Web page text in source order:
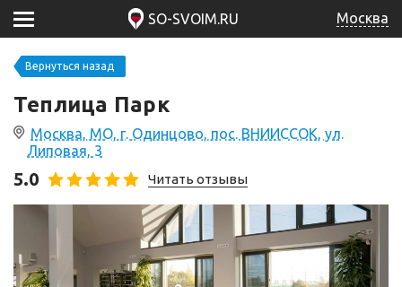
SO-SVOIM.RU Москва
Вернуться назад
Теплица Парк
Москва, МО, г. Одинцово, пос. ВНИИССОК, ул.
Липовая, 3
5.0 Читать отзывы